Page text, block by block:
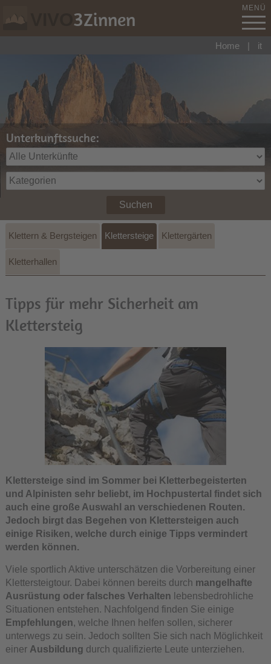
3Zinnen MENÜ
Unterkunftssuche:
Suchen
Home | it
Klettern & Bergsteigen Klettersteige Klettergärten
Kletterhallen
Tipps für mehr Sicherheit am
Klettersteig
Klettersteige sind im Sommer bei Kletterbegeisterten
und Alpinisten sehr beliebt, im Hochpustertal findet sich
auch eine große Auswahl an verschiedenen Routen.
Jedoch birgt das Begehen von Klettersteigen auch
einige Risiken, welche durch einige Tipps vermindert
werden können.
Viele sportlich Aktive unterschätzen die Vorbereitung einer
Klettersteigtour. Dabei können bereits durch mangelhafte
Ausrüstung oder falsches Verhalten lebensbedrohliche
Situationen entstehen. Nachfolgend finden Sie einige
Empfehlungen, welche Ihnen helfen sollen, sicherer
unterwegs zu sein. Jedoch sollten Sie sich nach Möglichkeit
einer Ausbildung durch qualifizierte Leute unterziehen.